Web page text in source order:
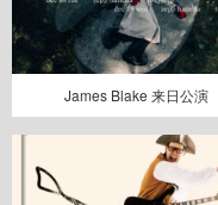
James Blake 来日公演